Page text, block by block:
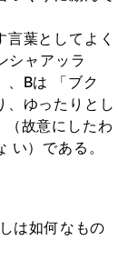
葉としてよく
シャアッラ
、Bは 「ブク
、ゆったりとし
故意にしたわ
い）である。
は如何なもの